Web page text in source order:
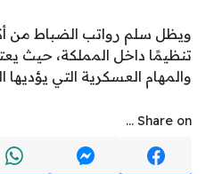
ويظل سلم رواتب الضباط من
تنظيمًا داخل المملكة، حيث
والمهام العسكرية التي يؤديها
Share on ...